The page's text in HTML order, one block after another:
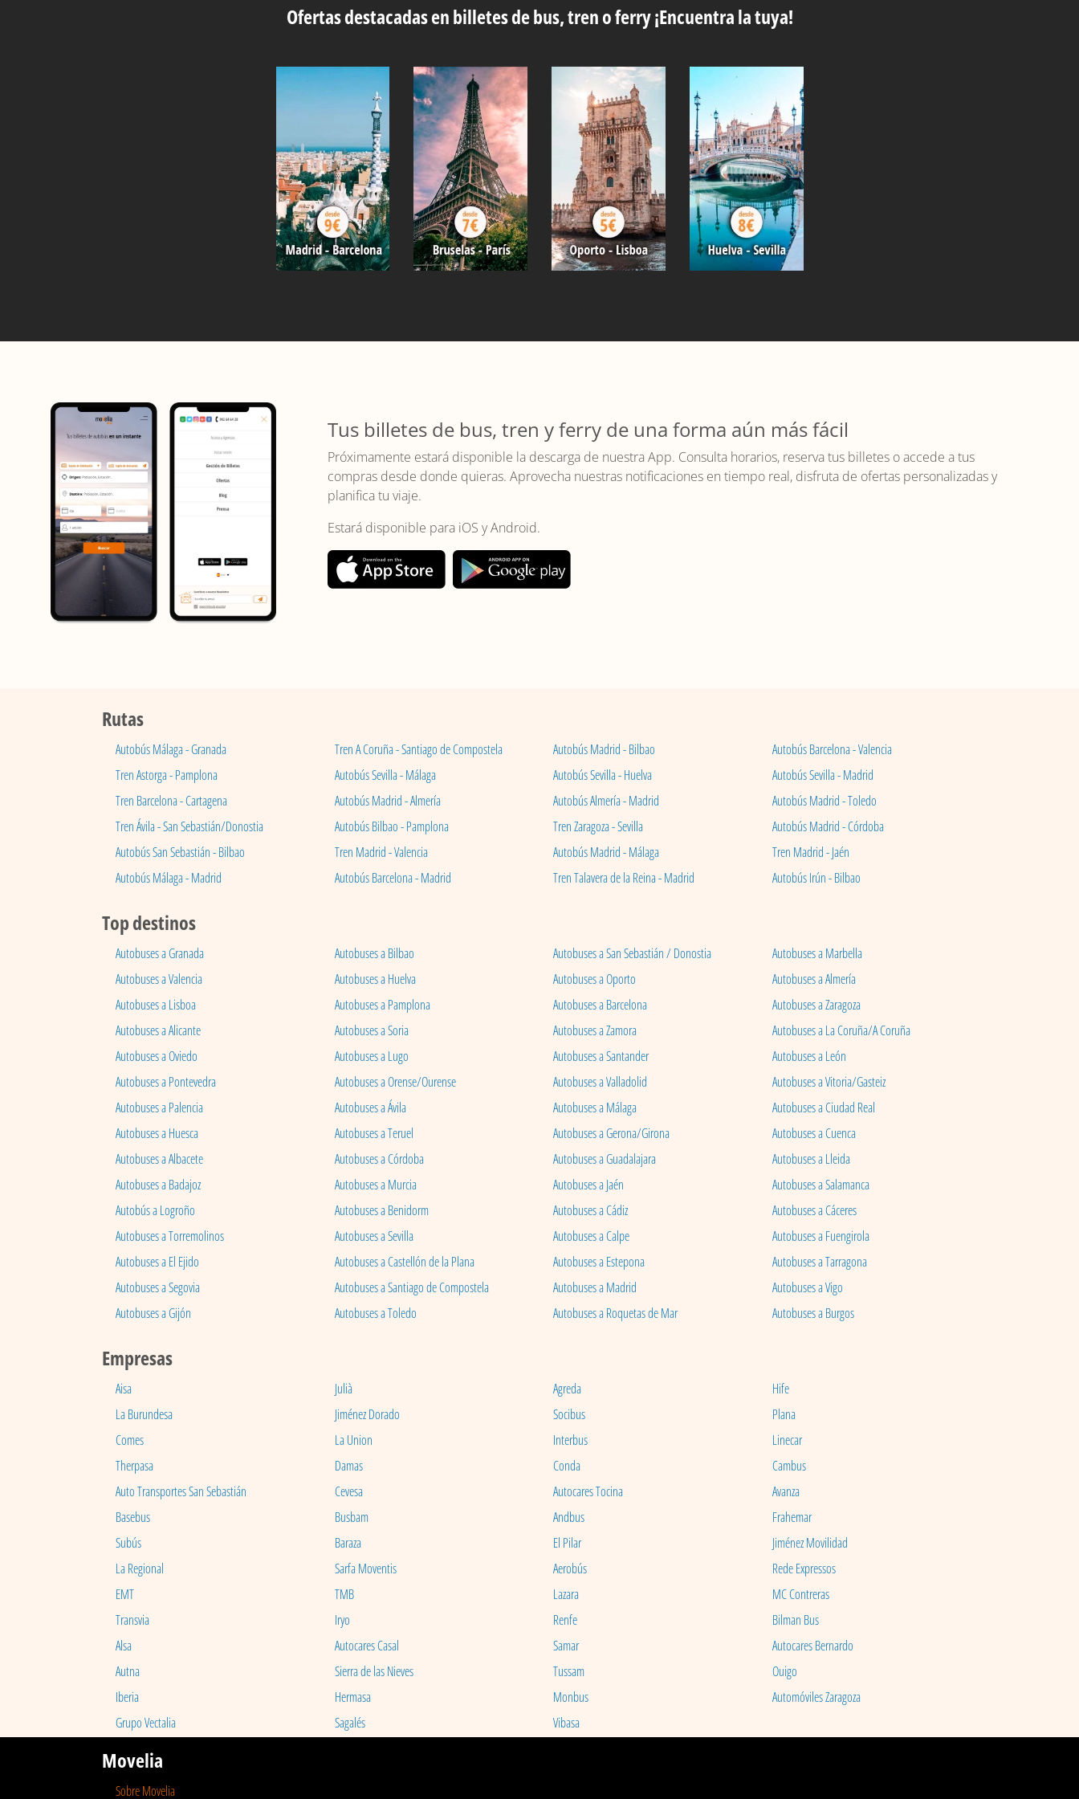
Ofertas destacadas en billetes de bus, tren o ferry ¡Encuentra la tuya!
Tus billetes de bus, tren y ferry de una forma aún más fácil
Próximamente estará disponible la descarga de nuestra App. Consulta horarios, reserva tus billetes o accede a tus
compras desde donde quieras. Aprovecha nuestras notificaciones en tiempo real, disfruta de ofertas personalizadas y
planifica tu viaje.
Estará disponible para iOS y Android.
Rutas
Autobús Málaga - Granada Tren A Coruña - Santiago de Compostela Autobús Madrid - Bilbao
Autobús Barcelona - Valencia
Tren Astorga - Pamplona
Autobús Sevilla - Málaga Autobús Sevilla - Huelva
Autobús Sevilla - Madrid
Tren Barcelona - Cartagena
Autobús Madrid - Almería Autobús Almería - Madrid
Autobús Madrid - Toledo
Tren Ávila - San Sebastián/Donostia
Autobús Bilbao - Pamplona Tren Zaragoza - Sevilla
Autobús Madrid - Córdoba
Autobús San Sebastián - Bilbao
Tren Madrid - Valencia Autobús Madrid - Málaga
Tren Madrid - Jaén
Autobús Málaga - Madrid
Autobús Barcelona - Madrid Tren Talavera de la Reina - Madrid Autobús Irún - Bilbao
Top destinos
Autobuses a Granada Autobuses a Bilbao Autobuses a San Sebastián / Donostia
Autobuses a Marbella
Autobuses a Valencia
Autobuses a Huelva Autobuses a Oporto
Autobuses a Almería
Autobuses a Lisboa
Autobuses a Pamplona Autobuses a Barcelona
Autobuses a Zaragoza
Autobuses a Alicante
Autobuses a Soria Autobuses a Zamora
Autobuses a La Coruña/A Coruña
Autobuses a Oviedo
Autobuses a Lugo Autobuses a Santander
Autobuses a León
Autobuses a Pontevedra
Autobuses a Orense/Ourense Autobuses a Valladolid
Autobuses a Vitoria/Gasteiz
Autobuses a Palencia
Autobuses a Ávila Autobuses a Málaga
Autobuses a Ciudad Real
Autobuses a Huesca
Autobuses a Teruel Autobuses a Gerona/Girona
Autobuses a Cuenca
Autobuses a Albacete
Autobuses a Córdoba Autobuses a Guadalajara
Autobuses a Lleida
Autobuses a Badajoz
Autobuses a Murcia Autobuses a Jaén
Autobuses a Salamanca
Autobús a Logroño
Autobuses a Benidorm Autobuses a Cádiz
Autobuses a Cáceres
Autobuses a Torremolinos
Autobuses a Sevilla Autobuses a Calpe
Autobuses a Fuengirola
Autobuses a El Ejido
Autobuses a Castellón de la Plana Autobuses a Estepona
Autobuses a Tarragona
Autobuses a Segovia
Autobuses a Santiago de Compostela Autobuses a Madrid
Autobuses a Vigo
Autobuses a Gijón
Autobuses a Toledo Autobuses a Roquetas de Mar Autobuses a Burgos
Empresas
Aisa Julià Agreda
Hife
La Burundesa
Jiménez Dorado Socibus
Plana
Comes
La Union Interbus
Linecar
Therpasa
Damas Conda
Cambus
Auto Transportes San Sebastián
Cevesa Autocares Tocina
Avanza
Basebus
Busbam Andbus
Frahemar
Subús
Baraza El Pilar
Jiménez Movilidad
La Regional
Sarfa Moventis Aerobús
Rede Expressos
EMT
TMB Lazara
MC Contreras
Transvia
Iryo Renfe
Bilman Bus
Alsa
Autocares Casal Samar
Autocares Bernardo
Autna
Sierra de las Nieves Tussam
Ouigo
Iberia
Hermasa Monbus
Automóviles Zaragoza
Grupo Vectalia
Sagalés Vibasa
Movelia
Sobre Movelia